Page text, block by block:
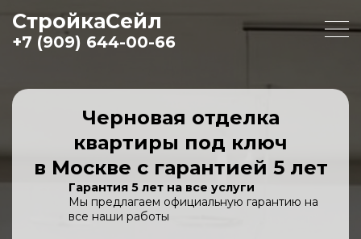
СтройкаСейл
+7 (909) 644-00-66
Черновая отделка
квартиры под ключ
в Москве с гарантией 5 лет
Гарантия 5 лет на все услуги
Мы предлагаем официальную гарантию на
все наши работы